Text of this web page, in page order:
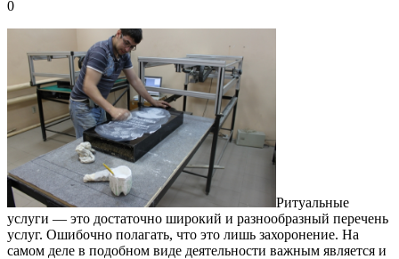
0
Ритуальные
услуги — это достаточно широкий и разнообразный перечень
услуг. Ошибочно полагать, что это лишь захоронение. На
самом деле в подобном виде деятельности важным является и